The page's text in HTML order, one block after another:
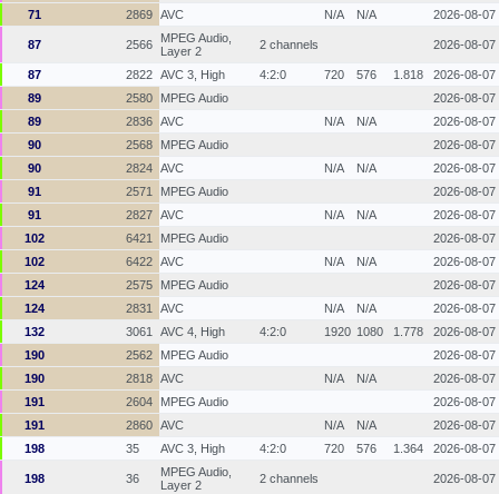
71 2869 AVC N/A N/A 2026-08-07
87 2566
MPEG Audio,
Layer 2
2 channels 2026-08-07
87 2822 AVC 3, High 4:2:0 720 576 1.818
2026-08-07
89
2580 MPEG Audio
2026-08-07
89
2836 AVC N/A N/A
2026-08-07
90
2568 MPEG Audio
2026-08-07
90
2824 AVC N/A N/A
2026-08-07
91
2571 MPEG Audio
2026-08-07
91
2827 AVC N/A N/A
2026-08-07
102
6421 MPEG Audio
2026-08-07
102
6422 AVC N/A N/A
2026-08-07
124
2575 MPEG Audio
2026-08-07
124
2831 AVC N/A N/A
2026-08-07
132
3061 AVC 4, High 4:2:0 1920 1080 1.778
2026-08-07
190
2562 MPEG Audio
2026-08-07
190
2818 AVC N/A N/A
2026-08-07
191
2604 MPEG Audio
2026-08-07
191
2860 AVC N/A N/A
2026-08-07
198
35 AVC 3, High 4:2:0 720 576 1.364 2026-08-07
198 36
MPEG Audio,
Layer 2
2 channels 2026-08-07